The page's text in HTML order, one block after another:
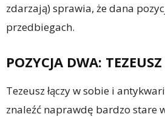
zdarzają) sprawia, że dana
przedbiegach.
POZYCJA DWA: TEZEUSZ
Tezeusz łączy w sobie i
znaleźć naprawdę bardzo stare